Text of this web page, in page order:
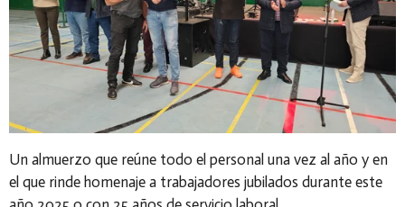
Un almuerzo que reúne todo el personal una vez al año y en
el que rinde homenaje a trabajadores jubilados durante este